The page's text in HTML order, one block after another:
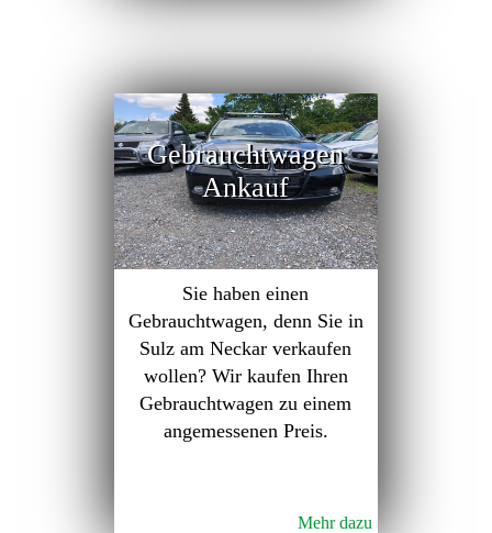
Gebrauchtwagen
Ankauf
Sie haben einen
Gebrauchtwagen, denn Sie in
Sulz am Neckar verkaufen
wollen? Wir kaufen Ihren
Gebrauchtwagen zu einem
angemessenen Preis.
Mehr dazu